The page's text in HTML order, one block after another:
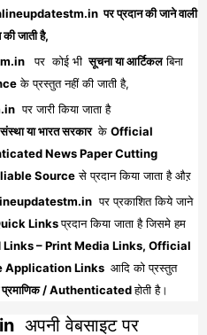
पर प्रदान की जाने वाली
जाती है,
पर कोई भी सूचना या आर्टिकलबिना
के प्रस्तुत नहीं की जाती है,
पर जारी किया जाता है
या भारत सरकार के Official
News Paper Cutting
Sourceसे प्रदान किया जाता है औऱ
पर प्रकाशित किये जाने
Linksप्रदान किया जाता है जिसमे हम
– Print Media Links, Official
Application Links आदि को प्रस्तुत
प्रमाणिक / Authenticatedहोती है।
अपनी वेबसाइट पर